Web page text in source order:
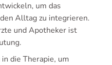
um das
Alltag zu integrieren.
und Apotheker ist
die Therapie, um